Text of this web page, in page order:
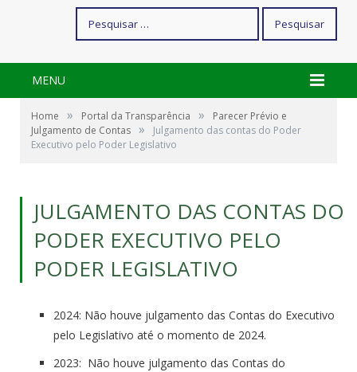
por:
MENU
Home » Portal da Transparência »
Parecer Prévio e
Julgamento de Contas »
Julgamento das contas do Poder
Executivo pelo Poder Legislativo
JULGAMENTO DAS CONTAS DO
PODER EXECUTIVO PELO
PODER LEGISLATIVO
2024: Não houve julgamento das Contas do Executivo
pelo Legislativo até o momento de 2024.
2023: Não houve julgamento das Contas do